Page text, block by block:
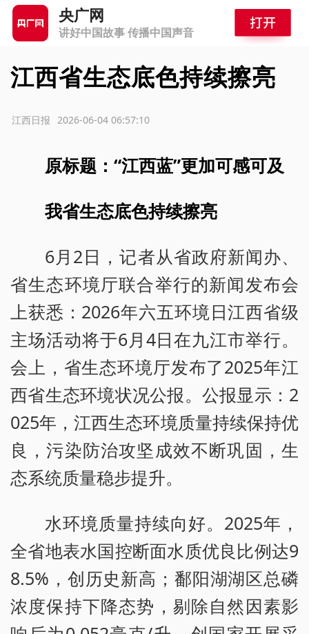
央广网
讲好中国故事 传播中国声音
江西省生态底色持续擦亮
2026-06-04 06:57:10
江西日报
原标题：“江西蓝”更加可感可及
我省生态底色持续擦亮
6月2日，记者从省政府新闻办、
省生态环境厅联合举行的新闻发布会
上获悉：2026年六五环境日江西省级
主场活动将于6月4日在九江市举行。
会上，省生态环境厅发布了2025年江
西省生态环境状况公报。公报显示：2
025年，江西生态环境质量持续保持优
良，污染防治攻坚成效不断巩固，生
态系统质量稳步提升。
水环境质量持续向好。2025年，
全省地表水国控断面水质优良比例达9
8.5%，创历史新高；鄱阳湖湖区总磷
浓度保持下降态势，剔除自然因素影